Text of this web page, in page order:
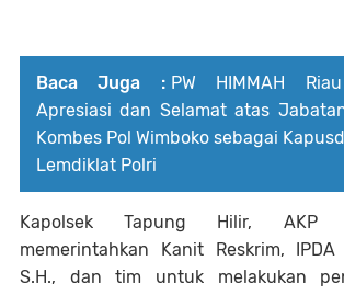
Baca Juga : PW HIMMAH
Apresiasi dan Selamat atas
Kombes Pol Wimboko sebagai
Lemdiklat Polri
Kapolsek Tapung Hilir, AKP
memerintahkan Kanit Reskrim,
S.H., dan tim untuk melakukan